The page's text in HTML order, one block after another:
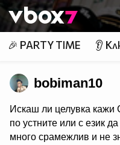
Member of
👾
🎉 PARTY TIME 👂
bobiman10
Искаш ли целувка кажи
по устните или с език
много срaмeжлив и не